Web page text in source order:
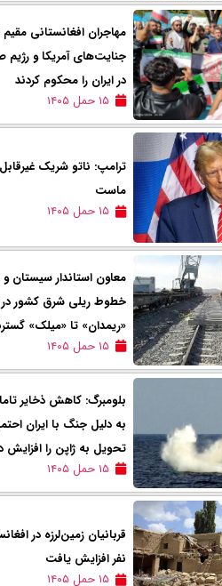
مهاجران افغانستانی مقیم
جنایت‌های آمریکا و رژیم
در ایران را محکوم کردند
۱۵ حمل ۱۴۰۵
ترامپ: ناتو شریک غیرقابل
ماست
۱۵ حمل ۱۴۰۵
معاون استاندار سیستان
خطوط ریلی شرق کشور در
«ریمدان» تا «میلک»
۱۵ حمل ۱۴۰۵
بلومبرگ: کاهش ذخایر
به دلیل جنگ با ایران
تحویل به ژاپن را
۱۵ حمل ۱۴۰۵
نفر افزایش یافت
۱۵ حمل ۱۴۰۵